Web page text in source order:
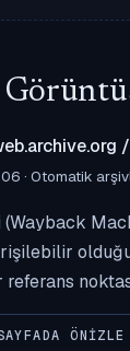
· Otomatik
(Wayback
ÖNIZLE